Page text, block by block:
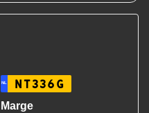
NL NT336G
Marge